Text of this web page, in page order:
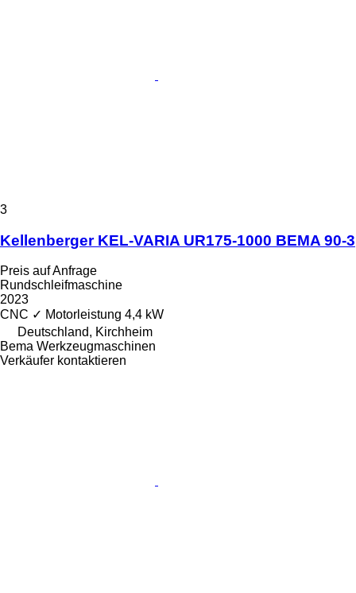
3
Kellenberger KEL-VARIA UR175-1000 BEMA 90-3
Preis auf Anfrage
Rundschleifmaschine
2023
CNC ✓ Motorleistung 4,4 kW
Deutschland, Kirchheim
Bema Werkzeugmaschinen
Verkäufer kontaktieren